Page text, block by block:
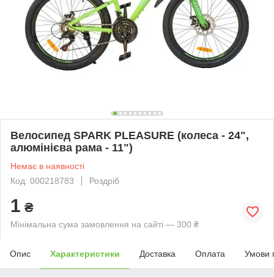
Велосипед SPARK PLEASURE (колеса - 24",
алюмінієва рама - 11")
Немає в наявності
Код: 000218783
Роздріб
1 ₴
Мінімальна сума замовлення на сайті — 300 ₴
Опис Характеристики Доставка Оплата Умови